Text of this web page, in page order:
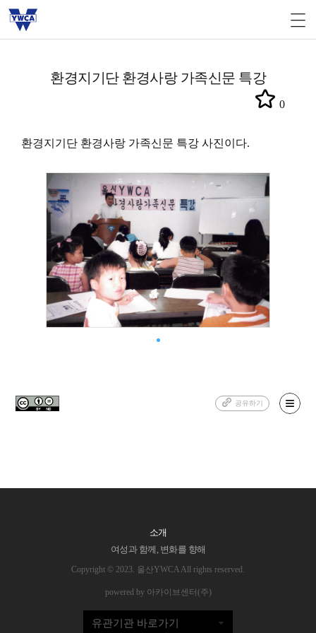
환경지기단 환경사랑 가족신문 특강
0
환경지기단 환경사랑 가족신문 특강 사진이다.
공유하기
소개
여성과 함께, 변화를 향해
Copyright © 2023. 울산YWCA All rights reserved.
powered by 아카이브센터(주)
유관기관 바로가기